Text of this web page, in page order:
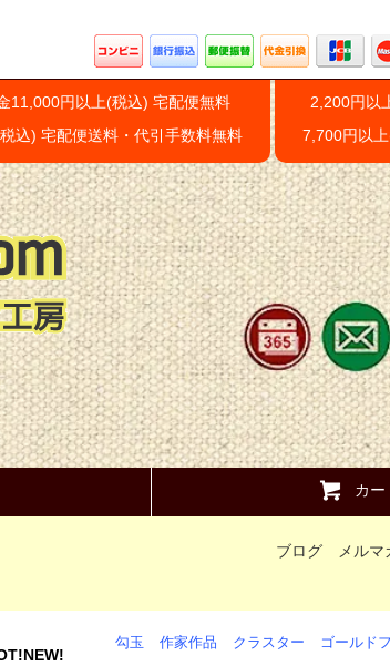
11,000円以上(税込) 宅配便無料
込) 宅配便送料・代引手数料無料
2,200円以
7,700円以
カー
ブログ メル
勾玉 作家作品 クラスター ゴールド